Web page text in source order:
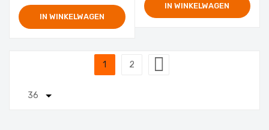
IN WINKELWAGEN
IN WINKELWAGEN
Pagina
U lees momenteel pagina
1
Pagina
2
Pagina
Volgende